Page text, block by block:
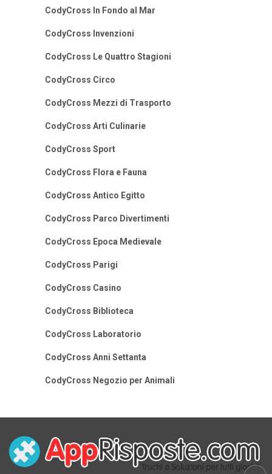
CodyCross In Fondo al Mar
CodyCross Invenzioni
CodyCross Le Quattro Stagioni
CodyCross Circo
CodyCross Mezzi di Trasporto
CodyCross Arti Culinarie
CodyCross Sport
CodyCross Flora e Fauna
CodyCross Antico Egitto
CodyCross Parco Divertimenti
CodyCross Epoca Medievale
CodyCross Parigi
CodyCross Casino
CodyCross Biblioteca
CodyCross Laboratorio
CodyCross Anni Settanta
CodyCross Negozio per Animali